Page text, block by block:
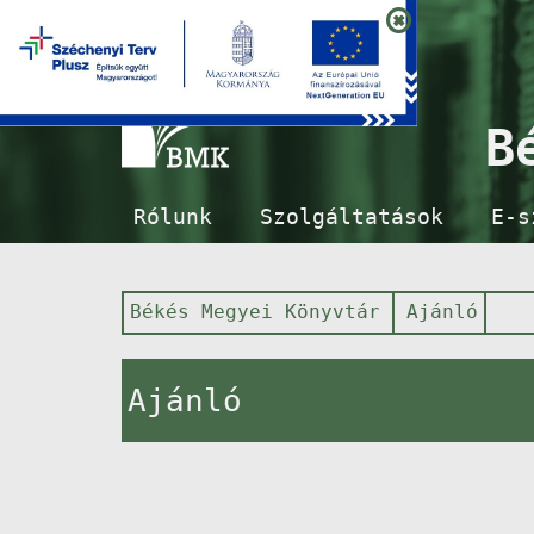
Rólunk Szolgáltatások E-
Békés Megyei Könyvtár Ajánló
Ajánló